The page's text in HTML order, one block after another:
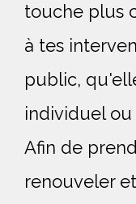
touche plus
à tes
public,
individuel
Afin de
renouveler